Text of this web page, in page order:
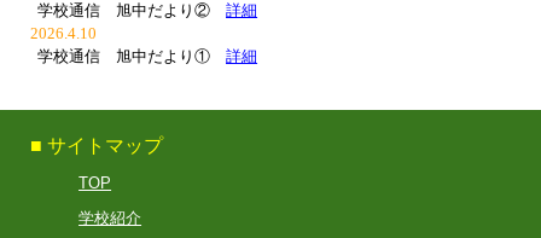
学校通信 旭中だより②詳細
2026.4.10
学校通信 旭中だより①
詳細
■ サイトマップ
TOP
学校紹介